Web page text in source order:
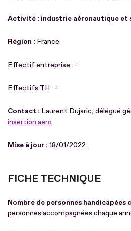
Activité : industrie aéronautique et
Région : France
Effectif entreprise : -
Effectifs TH : -
Contact : Laurent Dujaric, délégué
insertion.aero
Mise à jour : 18/01/2022
FICHE TECHNIQUE
Nombre de personnes handicapées
personnes accompagnées chaque